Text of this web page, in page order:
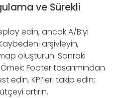
ve Sürekli
edin, ancak A/B’yi
arşivleyin,
oluşturun: Sonraki
Footer tasarımından
edin. KPI’leri takip edin;
artırın.